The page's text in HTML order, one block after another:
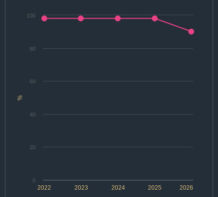
%
2022 2024 2026
2023 2025
0
20
40
60
80
100